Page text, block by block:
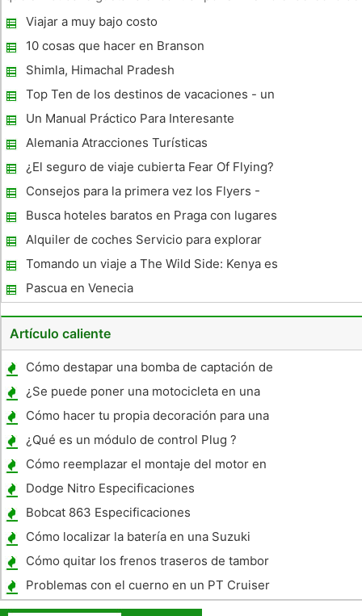
los hoteles más lujosos y más clase en la costa oeste. Hot
Viajar a muy bajo costo
10 cosas que hacer en Branson
Shimla, Himachal Pradesh
Top Ten de los destinos de vacaciones - un
poco sobre cada
Un Manual Práctico Para Interesante
Wingrove, Newcastle
Alemania Atracciones Turísticas
¿El seguro de viaje cubierta Fear Of Flying?
Consejos para la primera vez los Flyers -
Fuente - Nosotros Aerolíneas Letter
Busca hoteles baratos en Praga con lugares
perfectos
Alquiler de coches Servicio para explorar
las atracciones más populares de la India
Tomando un viaje a The Wild Side: Kenya es
conocida por su cruda belleza natural
Pascua en Venecia
Artículo caliente
Cómo destapar una bomba de captación de
tubo de aceite sin tomar el Pan Oil Off
¿Se puede poner una motocicleta en una
minivan ?
Cómo hacer tu propia decoración para una
Porch Country
¿Qué es un módulo de control Plug ?
Cómo reemplazar el montaje del motor en
un 1998 Cadillac DeVille
Dodge Nitro Especificaciones
Bobcat 863 Especificaciones
Cómo localizar la batería en una Suzuki
GSXR
Cómo quitar los frenos traseros de tambor
de un camión Toyota 1985
Problemas con el cuerno en un PT Cruiser